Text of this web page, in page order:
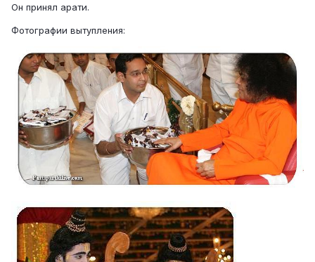
Он принял арати.
Фотографии вытупления: